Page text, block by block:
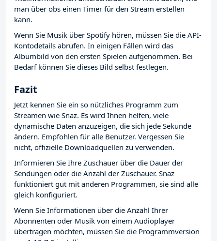
man über obs einen Timer für den Stream erstellen
kann.
Wenn Sie Musik über Spotify hören, müssen Sie die API-
Kontodetails abrufen. In einigen Fällen wird das
Albumbild von den ersten Spielen aufgenommen. Bei
Bedarf können Sie dieses Bild selbst festlegen.
Fazit
Jetzt kennen Sie ein so nützliches Programm zum
Streamen wie Snaz. Es wird Ihnen helfen, viele
dynamische Daten anzuzeigen, die sich jede Sekunde
ändern. Empfohlen für alle Benutzer. Vergessen Sie
nicht, offizielle Downloadquellen zu verwenden.
Informieren Sie Ihre Zuschauer über die Dauer der
Sendungen oder die Anzahl der Zuschauer. Snaz
funktioniert gut mit anderen Programmen, sie sind alle
gleich konfiguriert.
Wenn Sie Informationen über die Anzahl Ihrer
Abonnenten oder Musik von einem Audioplayer
übertragen möchten, müssen Sie die Programmversion